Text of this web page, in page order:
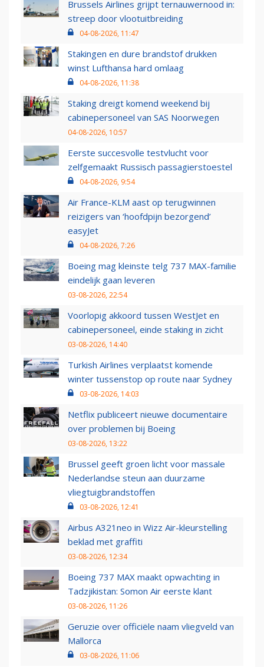
Brussels Airlines grijpt ternauwernood in:
streep door vlootuitbreiding
04-08-2026, 11:47
Stakingen en dure brandstof drukken
winst Lufthansa hard omlaag
04-08-2026, 11:38
Staking dreigt komend weekend bij
cabinepersoneel van SAS Noorwegen
04-08-2026, 10:57
Eerste succesvolle testvlucht voor
zelfgemaakt Russisch passagierstoestel
04-08-2026, 9:54
Air France-KLM aast op terugwinnen
reizigers van ‘hoofdpijn bezorgend’
easyJet
04-08-2026, 7:26
Boeing mag kleinste telg 737 MAX-familie
eindelijk gaan leveren
03-08-2026, 22:54
Voorlopig akkoord tussen WestJet en
cabinepersoneel, einde staking in zicht
03-08-2026, 14:40
Turkish Airlines verplaatst komende
winter tussenstop op route naar Sydney
03-08-2026, 14:03
Netflix publiceert nieuwe documentaire
over problemen bij Boeing
03-08-2026, 13:22
Brussel geeft groen licht voor massale
Nederlandse steun aan duurzame
vliegtuigbrandstoffen
03-08-2026, 12:41
Airbus A321neo in Wizz Air-kleurstelling
beklad met graffiti
03-08-2026, 12:34
Boeing 737 MAX maakt opwachting in
Tadzjikistan: Somon Air eerste klant
03-08-2026, 11:26
Geruzie over officiële naam vliegveld van
Mallorca
03-08-2026, 11:06